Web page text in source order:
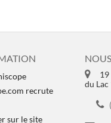
recrute
sur le site
19
du Lac